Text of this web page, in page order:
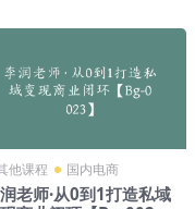
他课程 国内电商
老师·从0到1打造私域